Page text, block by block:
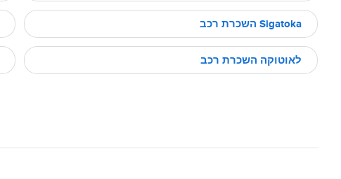
Sigatoka השכרת רכב
לאוטוקה השכרת רכב